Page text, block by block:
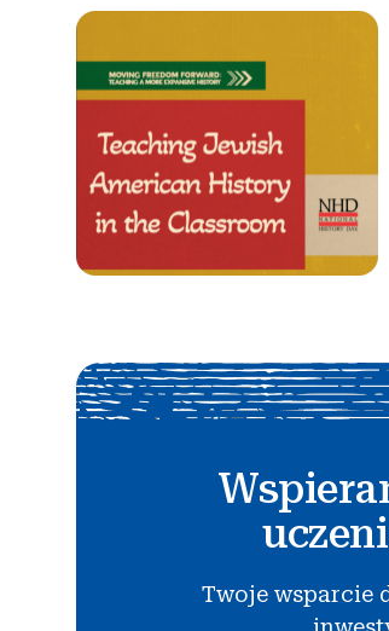
Twoje wsparcie